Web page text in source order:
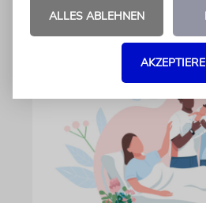
von Detlef David Kauschke
ALLES ABLEHNEN